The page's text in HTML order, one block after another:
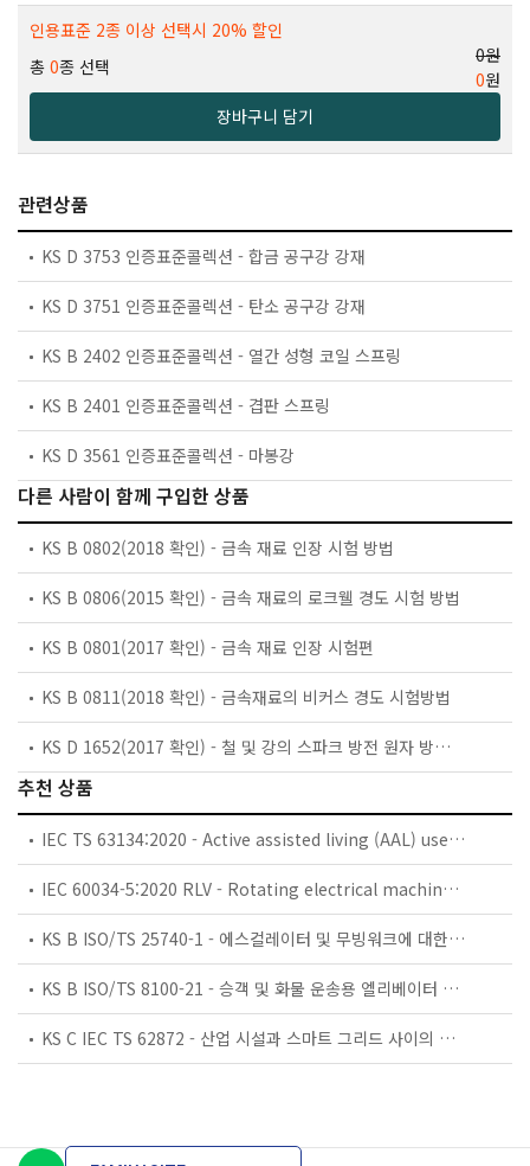
인용표준 2종 이상 선택시 20% 할인
총 0종 선택
0원
0원
장바구니 담기
관련상품
KS D 3753 인증표준콜렉션 - 합금 공구강 강재
KS D 3751 인증표준콜렉션 - 탄소 공구강 강재
KS B 2402 인증표준콜렉션 - 열간 성형 코일 스프링
KS B 2401 인증표준콜렉션 - 겹판 스프링
KS D 3561 인증표준콜렉션 - 마봉강
다른 사람이 함께 구입한 상품
KS B 0802(2018 확인) - 금속 재료 인장 시험 방법
KS B 0806(2015 확인) - 금속 재료의 로크웰 경도 시험 방법
KS B 0801(2017 확인) - 금속 재료 인장 시험편
KS B 0811(2018 확인) - 금속재료의 비커스 경도 시험방법
KS D 1652(2017 확인) - 철 및 강의 스파크 방전 원자 방출 분광 분석 방법
추천 상품
IEC TS 63134:2020 - Active assisted living (AAL) use cases
IEC 60034-5:2020 RLV - Rotating electrical machines - Part 5: Degrees of protection provided by the integral design of rotating electrical machines (IP code) - Classification
KS B ISO/TS 25740-1 - 에스컬레이터 및 무빙워크에 대한 안전요건 — 제1부: 세계공통 필수 안전요건(GESRs)
KS B ISO/TS 8100-21 - 승객 및 화물 운송용 엘리베이터 —제21부: 세계공통 필수안전요건(GESRs)을 충족하는 세계공통 안전 파라미터(GSPs)
KS C IEC TS 62872 - 산업 시설과 스마트 그리드 사이의 산업 공정 측정, 제어 및 자동화 시스템 인터페이스